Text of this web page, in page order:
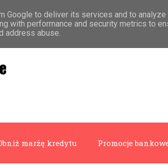
mnie
marżę kredytu Promocje
Google to deliver its services and to analyze
with performance and security metrics to
address abuse.